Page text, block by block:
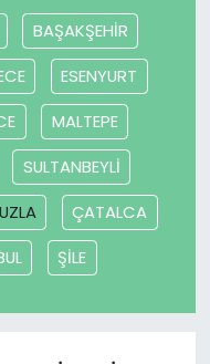
BAŞAKŞEHİR
ESENYURT
MALTEPE
SULTANBEYLİ
ÇATALCA
ŞİLE